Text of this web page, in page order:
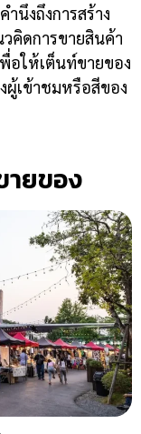
นึงถึงการสร้าง
คิดการขายสินค้า
พื่อให้เต็นท์ขายของ
ผู้เข้าชมหรือสีของ
ายของ